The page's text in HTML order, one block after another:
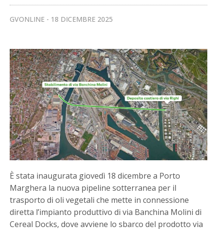
GVONLINE 18 DICEMBRE 2025
È stata inaugurata giovedì 18 dicembre a Porto
Marghera la nuova pipeline sotterranea per il
trasporto di oli vegetali che mette in connessione
diretta l’impianto produttivo di via Banchina Molini di
Cereal Docks, dove avviene lo sbarco del prodotto via